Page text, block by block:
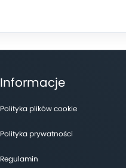
Informacje
Polityka plików cookie
Polityka prywatności
Regulamin